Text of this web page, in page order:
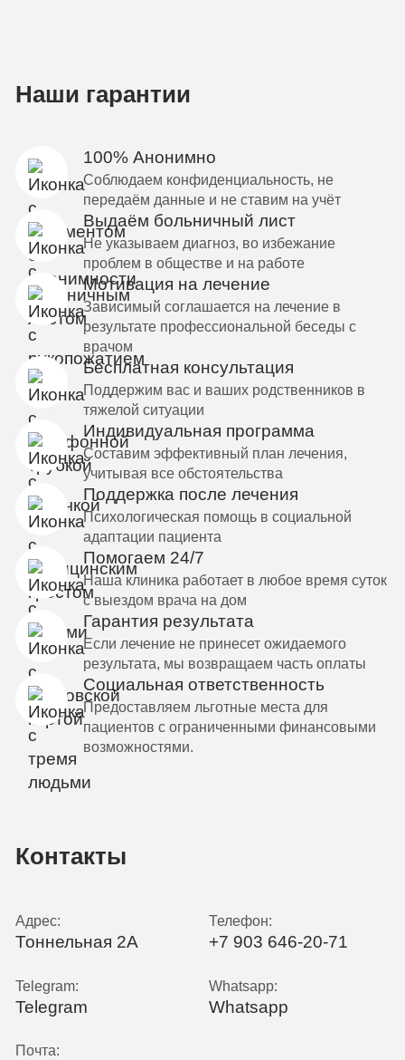
Наши гарантии
100% Анонимно
Соблюдаем конфиденциальность, не
передаём данные и не ставим на учёт
Выдаём больничный лист
Не указываем диагноз, во избежание
проблем в обществе и на работе
Мотивация на лечение
Зависимый соглашается на лечение в
результате профессиональной беседы с
врачом
Бесплатная консультация
Поддержим вас и ваших родственников в
тяжелой ситуации
Индивидуальная программа
Составим эффективный план лечения,
учитывая все обстоятельства
Поддержка после лечения
Психологическая помощь в социальной
адаптации пациента
Помогаем 24/7
Наша клиника работает в любое время суток
с выездом врача на дом
Гарантия результата
Если лечение не принесет ожидаемого
результата, мы возвращаем часть оплаты
Социальная ответственность
Предоставляем льготные места для
пациентов с ограниченными финансовыми
возможностями.
Контакты
Адрес:
Тоннельная 2А
Телефон:
+7 903 646-20-71
Telegram:
Telegram
Whatsapp:
Whatsapp
Почта: